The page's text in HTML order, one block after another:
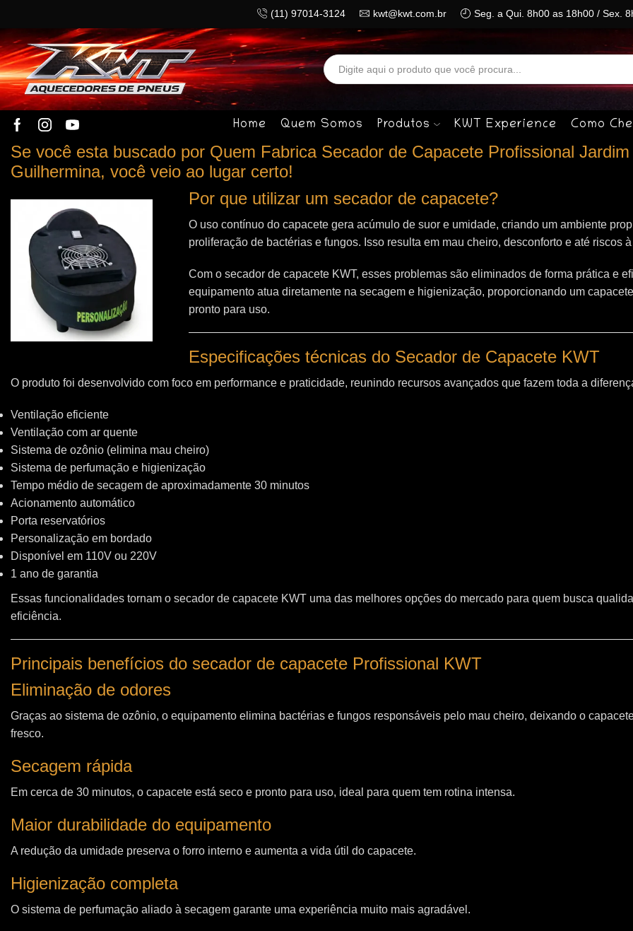
(11) 97014-3124 kwt@kwt.com.br Seg. a Qui. 8h00 as 18h00 / Sex.
Search
input
Home Quem Somos Produtos KWT Experience Como
Se você esta buscado por Quem Fabrica Secador de Capacete Profissional Jardim
Guilhermina, você veio ao lugar certo!
Por que utilizar um secador de capacete?
O uso contínuo do capacete gera acúmulo de suor e umidade, criando um ambiente
proliferação de bactérias e fungos. Isso resulta em mau cheiro, desconforto e até riscos
Com o secador de capacete KWT, esses problemas são eliminados de forma prática e
equipamento atua diretamente na secagem e higienização, proporcionando um
pronto para uso.
Especificações técnicas do Secador de Capacete KWT
O produto foi desenvolvido com foco em performance e praticidade, reunindo recursos avançados que fazem toda a
Ventilação eficiente
Ventilação com ar quente
Sistema de ozônio (elimina mau cheiro)
Sistema de perfumação e higienização
Tempo médio de secagem de aproximadamente 30 minutos
Acionamento automático
Porta reservatórios
Personalização em bordado
Disponível em 110V ou 220V
1 ano de garantia
Essas funcionalidades tornam o secador de capacete KWT uma das melhores opções do mercado para quem busca
eficiência.
Principais benefícios do secador de capacete Profissional KWT
Eliminação de odores
Graças ao sistema de ozônio, o equipamento elimina bactérias e fungos responsáveis pelo mau cheiro, deixando o
fresco.
Secagem rápida
Em cerca de 30 minutos, o capacete está seco e pronto para uso, ideal para quem tem rotina intensa.
Maior durabilidade do equipamento
A redução da umidade preserva o forro interno e aumenta a vida útil do capacete.
Higienização completa
O sistema de perfumação aliado à secagem garante uma experiência muito mais agradável.